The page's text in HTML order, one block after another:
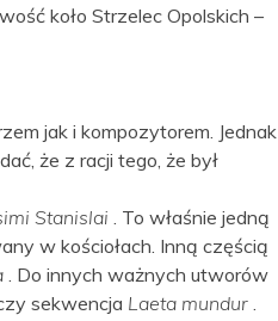
koło Strzelec Opolskich –
jak i kompozytorem. Jednak
że z racji tego, że był
Stanislai . To właśnie jedną
w kościołach. Inną częścią
. Do innych ważnych utworów
sekwencja Laeta mundur .